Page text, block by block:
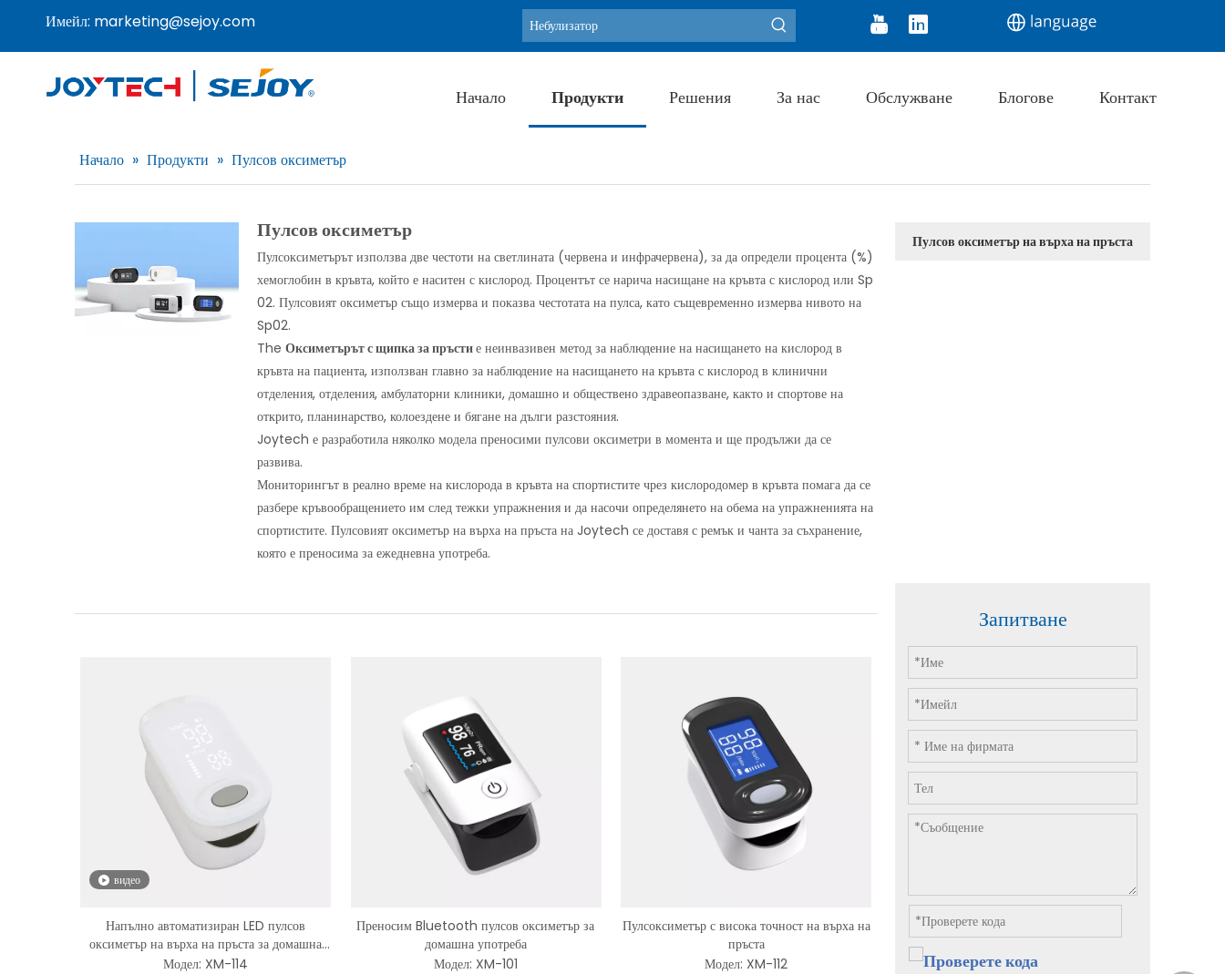
Имейл: marketing@sejoy.com Горещи ключови думи: Blood Pressure Monitor Digital Thermometer Infrared
Начало Продукти Решения За нас Обслужване Блогове Контакт
Начало » Продукти » Пулсов оксиметър
Пулсов оксиметър
Пулсоксиметърът използва две честоти на светлината (червена и инфрачервена), за да определи процента (%)
хемоглобин в кръвта, който е наситен с кислород. Процентът се нарича насищане на кръвта с кислород или Sp
02. Пулсовият оксиметър също измерва и показва честотата на пулса, като същевременно измерва нивото на
Sp02.
The Оксиметърът с щипка за пръстие неинвазивен метод за наблюдение на насищането на кислород в
кръвта на пациента, използван главно за наблюдение на насищането на кръвта с кислород в клинични
отделения, отделения, амбулаторни клиники, домашно и обществено здравеопазване, както и спортове на
открито, планинарство, колоездене и бягане на дълги разстояния.
Joytech е разработила няколко модела преносими пулсови оксиметри в момента и ще продължи да се
развива.
Мониторингът в реално време на кислорода в кръвта на спортистите чрез кислородомер в кръвта помага да се
разбере кръвообращението им след тежки упражнения и да насочи определянето на обема на упражненията на
спортистите. Пулсовият оксиметър на върха на пръста на Joytech се доставя с ремък и чанта за съхранение,
която е преносима за ежедневна употреба.
Пулсов оксиметър на върха на пръста
видео
Напълно автоматизиран LED пулсов
оксиметър на върха на пръста за домашна
употреба
Модел: XM-114
Преносим Bluetooth пулсов оксиметър за
домашна употреба
Модел: XM-101
Пулсоксиметър с висока точност на върха на
пръста
Модел: XM-112
Запитване